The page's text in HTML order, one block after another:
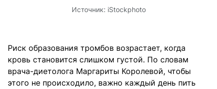
Источник: iStockphoto
Риск образования тромбов возрастает, когда
кровь становится слишком густой. По словам
врача-диетолога Маргариты Королевой, чтобы
этого не происходило, важно каждый день пить